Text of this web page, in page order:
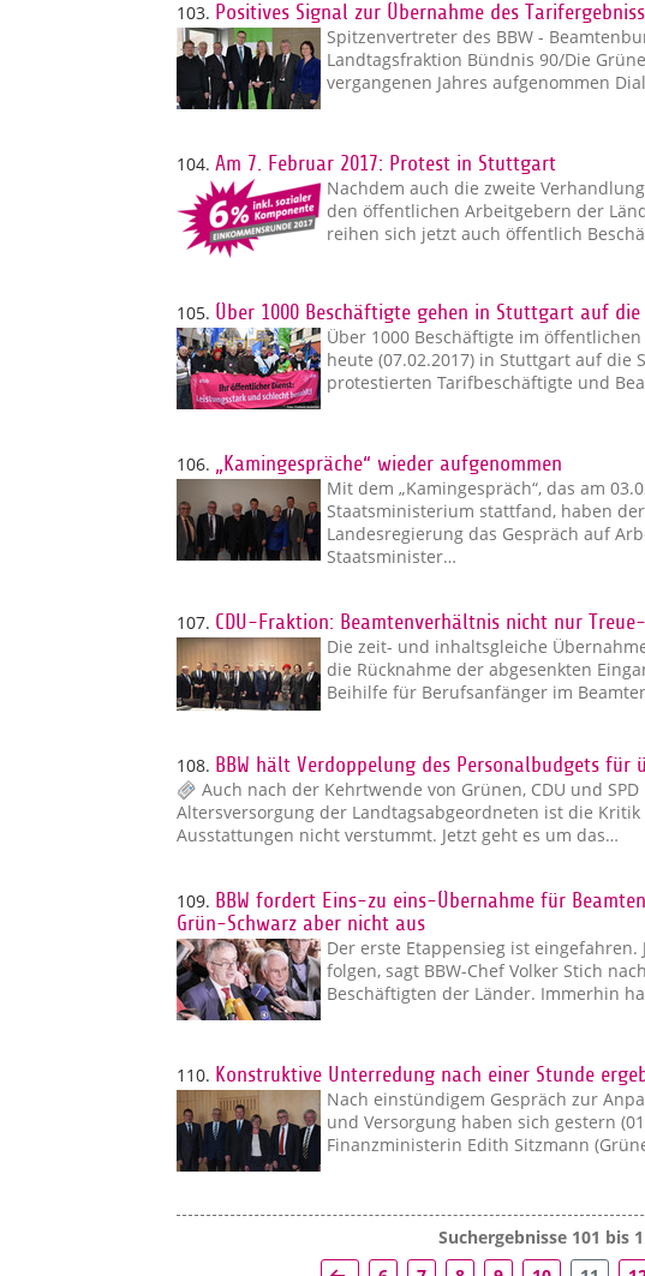
103. Positives Signal zur Übernahme des
Spitzenvertreter des BBW -
Landtagsfraktion Bündnis 90/Die
vergangenen Jahres aufgenommen
104. Am 7. Februar 2017: Protest in Stuttgart
Nachdem auch die zweite
den öffentlichen Arbeitgebern der
reihen sich jetzt auch öffentlich
105. Über 1000 Beschäftigte gehen in Stuttgart auf die
Über 1000 Beschäftigte im
heute (07.02.2017) in Stuttgart auf die
protestierten Tarifbeschäftigte und
106. „Kamingespräche“ wieder aufgenommen
Mit dem „Kamingespräch“, das am
Staatsministerium stattfand, haben
Landesregierung das Gespräch auf
Staatsminister…
107. CDU-Fraktion: Beamtenverhältnis nicht nur
Die zeit- und inhaltsgleiche
die Rücknahme der abgesenkten
Beihilfe für Berufsanfänger im
108. BBW hält Verdoppelung des Personalbudgets für
Auch nach der Kehrtwende von Grünen, CDU und
Altersversorgung der Landtagsabgeordneten ist die
Ausstattungen nicht verstummt. Jetzt geht es um das…
109. BBW fordert Eins-zu eins-Übernahme für
Grün-Schwarz aber nicht aus
Der erste Etappensieg ist eingefahren.
folgen, sagt BBW-Chef Volker Stich
Beschäftigten der Länder. Immerhin
110. Konstruktive Unterredung nach einer Stunde
Nach einstündigem Gespräch zur
und Versorgung haben sich gestern
Finanzministerin Edith Sitzmann
Suchergebnisse 101 bis